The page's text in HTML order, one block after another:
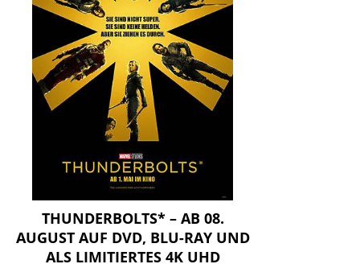
THUNDERBOLTS* – AB 08.
AUGUST AUF DVD, BLU-RAY UND
ALS LIMITIERTES 4K UHD